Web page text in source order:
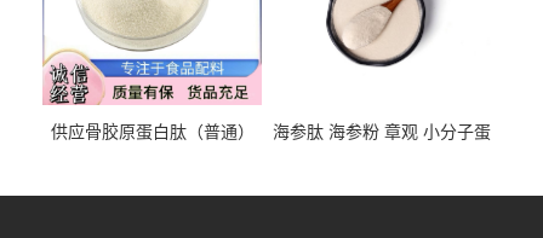
供应骨胶原蛋白肽（普通）
海参肽 海参粉 章观 小分子蛋